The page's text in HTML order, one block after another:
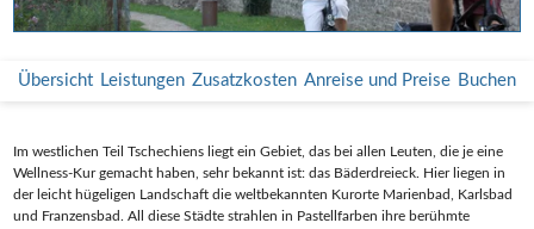
Übersicht Leistungen Zusatzkosten Anreise und Preise Buchen
Im westlichen Teil Tschechiens liegt ein Gebiet, das bei allen Leuten, die je eine
Wellness-Kur gemacht haben, sehr bekannt ist: das Bäderdreieck. Hier liegen in
der leicht hügeligen Landschaft die weltbekannten Kurorte Marienbad, Karlsbad
und Franzensbad. All diese Städte strahlen in Pastellfarben ihre berühmte